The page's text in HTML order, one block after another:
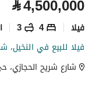
⃁4,500,000
فیلا 4
3
فيلا للبيع في النخيل،
شارع شريح الحجازي،